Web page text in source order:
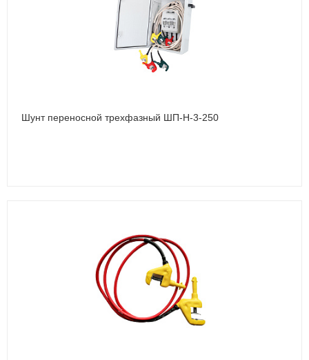
Шунт переносной трехфазный ШП-Н-3-250